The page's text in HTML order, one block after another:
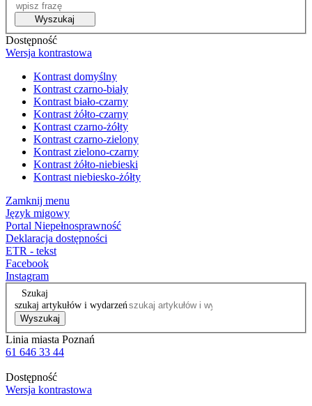
Wyszukaj
Dostępność
Wersja kontrastowa
Kontrast domyślny
Kontrast czarno-biały
Kontrast biało-czarny
Kontrast żółto-czarny
Kontrast czarno-żółty
Kontrast czarno-zielony
Kontrast zielono-czarny
Kontrast żółto-niebieski
Kontrast niebiesko-żółty
Zamknij menu
Język migowy
Portal Niepełnosprawność
Deklaracja dostępności
ETR - tekst
Facebook
Instagram
Szukaj
szukaj artykułów i wydarzeń
Wyszukaj
Linia miasta Poznań
61 646 33 44
Dostępność
Wersja kontrastowa